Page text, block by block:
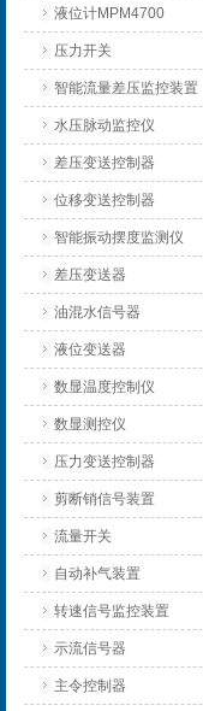
液位计MPM4700
压力开关
智能流量差压监控装置
水压脉动监控仪
差压变送控制器
位移变送控制器
智能振动摆度监测仪
差压变送器
油混水信号器
液位变送器
数显温度控制仪
数显测控仪
压力变送控制器
剪断销信号装置
流量开关
自动补气装置
转速信号监控装置
示流信号器
主令控制器